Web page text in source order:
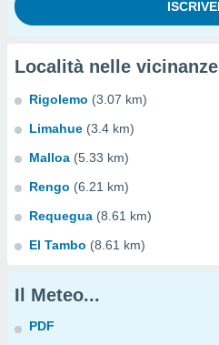
Località nelle vicinanze
Rigolemo (3.07 km)
Limahue (3.4 km)
Malloa (5.33 km)
Rengo (6.21 km)
Requegua (8.61 km)
El Tambo (8.61 km)
Il Meteo...
PDF